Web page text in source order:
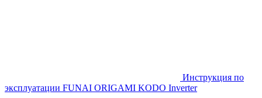
Инструкция по
эксплуатации FUNAI ORIGAMI KODO Inverter